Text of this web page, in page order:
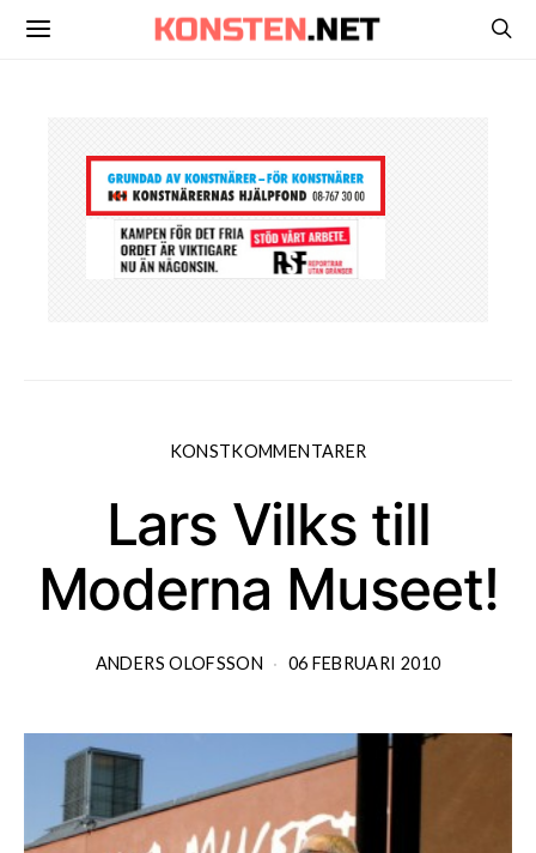
KONSTKOMMENTARER
Lars Vilks till
Moderna Museet!
ANDERS OLOFSSON 06 FEBRUARI 2010